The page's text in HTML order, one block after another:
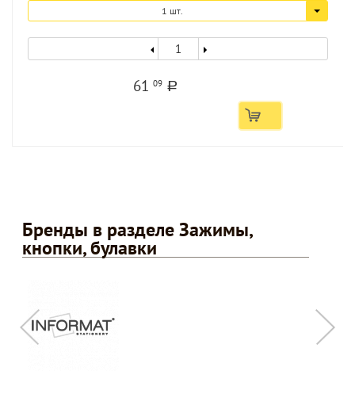
1 шт.
6109 a
Бренды в разделе Зажимы,
кнопки, булавки